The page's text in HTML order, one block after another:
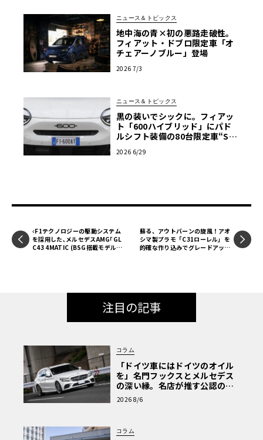
ニュース＆トピックス
地中海の青×初の悪路走破性。
フィアット・ドブロ限定車「オ
チェアーノブルー」登場
2026 7/3
ニュース＆トピックス
黒の装いでシックに。フィアッ
ト「600ハイブリッド」にパド
ルシフト装備の80台限定車“Sp
2026 6/29
F1テクノロジーの駆動システム
を採用した､メルセデスAMG｢GL
C43 4MATIC (BSG搭載モデル)｣
蘇る、アウトバーンの旋風！アオ
シマ製プラモ「C31ローレル」を
的確な作り込みでグレードアッ
注目の記事
コラム
「ドイツ車にはドイツのオイル
を」名門フックスとメルセデス
の深い縁。名店が推す公認の安
心と、Cクラスで味わうシルキー
な走り〈PR〉
2026 8/6
コラム